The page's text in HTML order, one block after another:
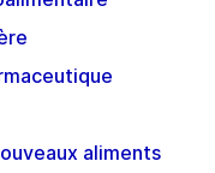
aliments